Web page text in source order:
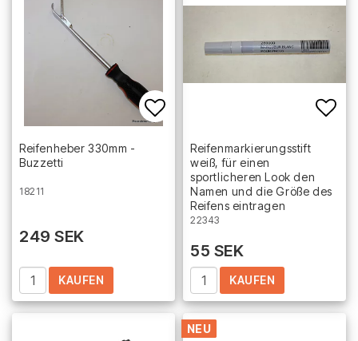
Add to list of favorites
Reifenheber 330mm -
Buzzetti
18211
249 SEK
KAUFEN
Reifenmarkierungsstift
weiß, für einen
sportlicheren Look den
Namen und die Größe des
Reifens eintragen
22343
55 SEK
KAUFEN
NEU